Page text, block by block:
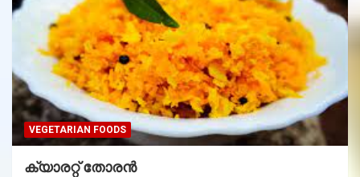
VEGETARIAN FOODS
ക്യാരറ്റ് തോരൻ